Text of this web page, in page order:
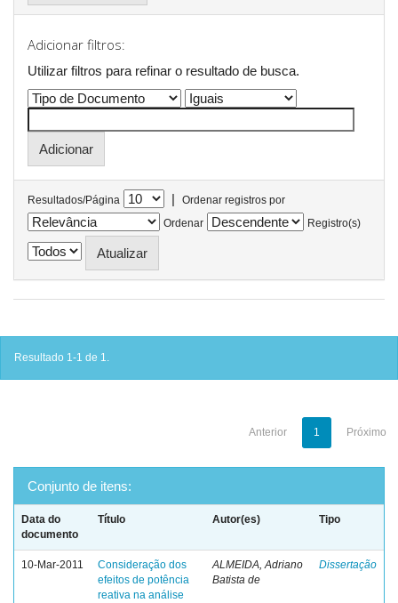
Adicionar filtros:
Utilizar filtros para refinar o resultado de busca.
Resultados/Página |
Ordenar registros por
Ordenar
Registro(s)
Resultado 1-1 de 1.
Anterior 1 Próximo
Conjunto de itens:
Data do
documento
Título Autor(es) Tipo
10-Mar-2011
Consideração dos
efeitos de potência
reativa na análise
ALMEIDA, Adriano
Batista de
Dissertação